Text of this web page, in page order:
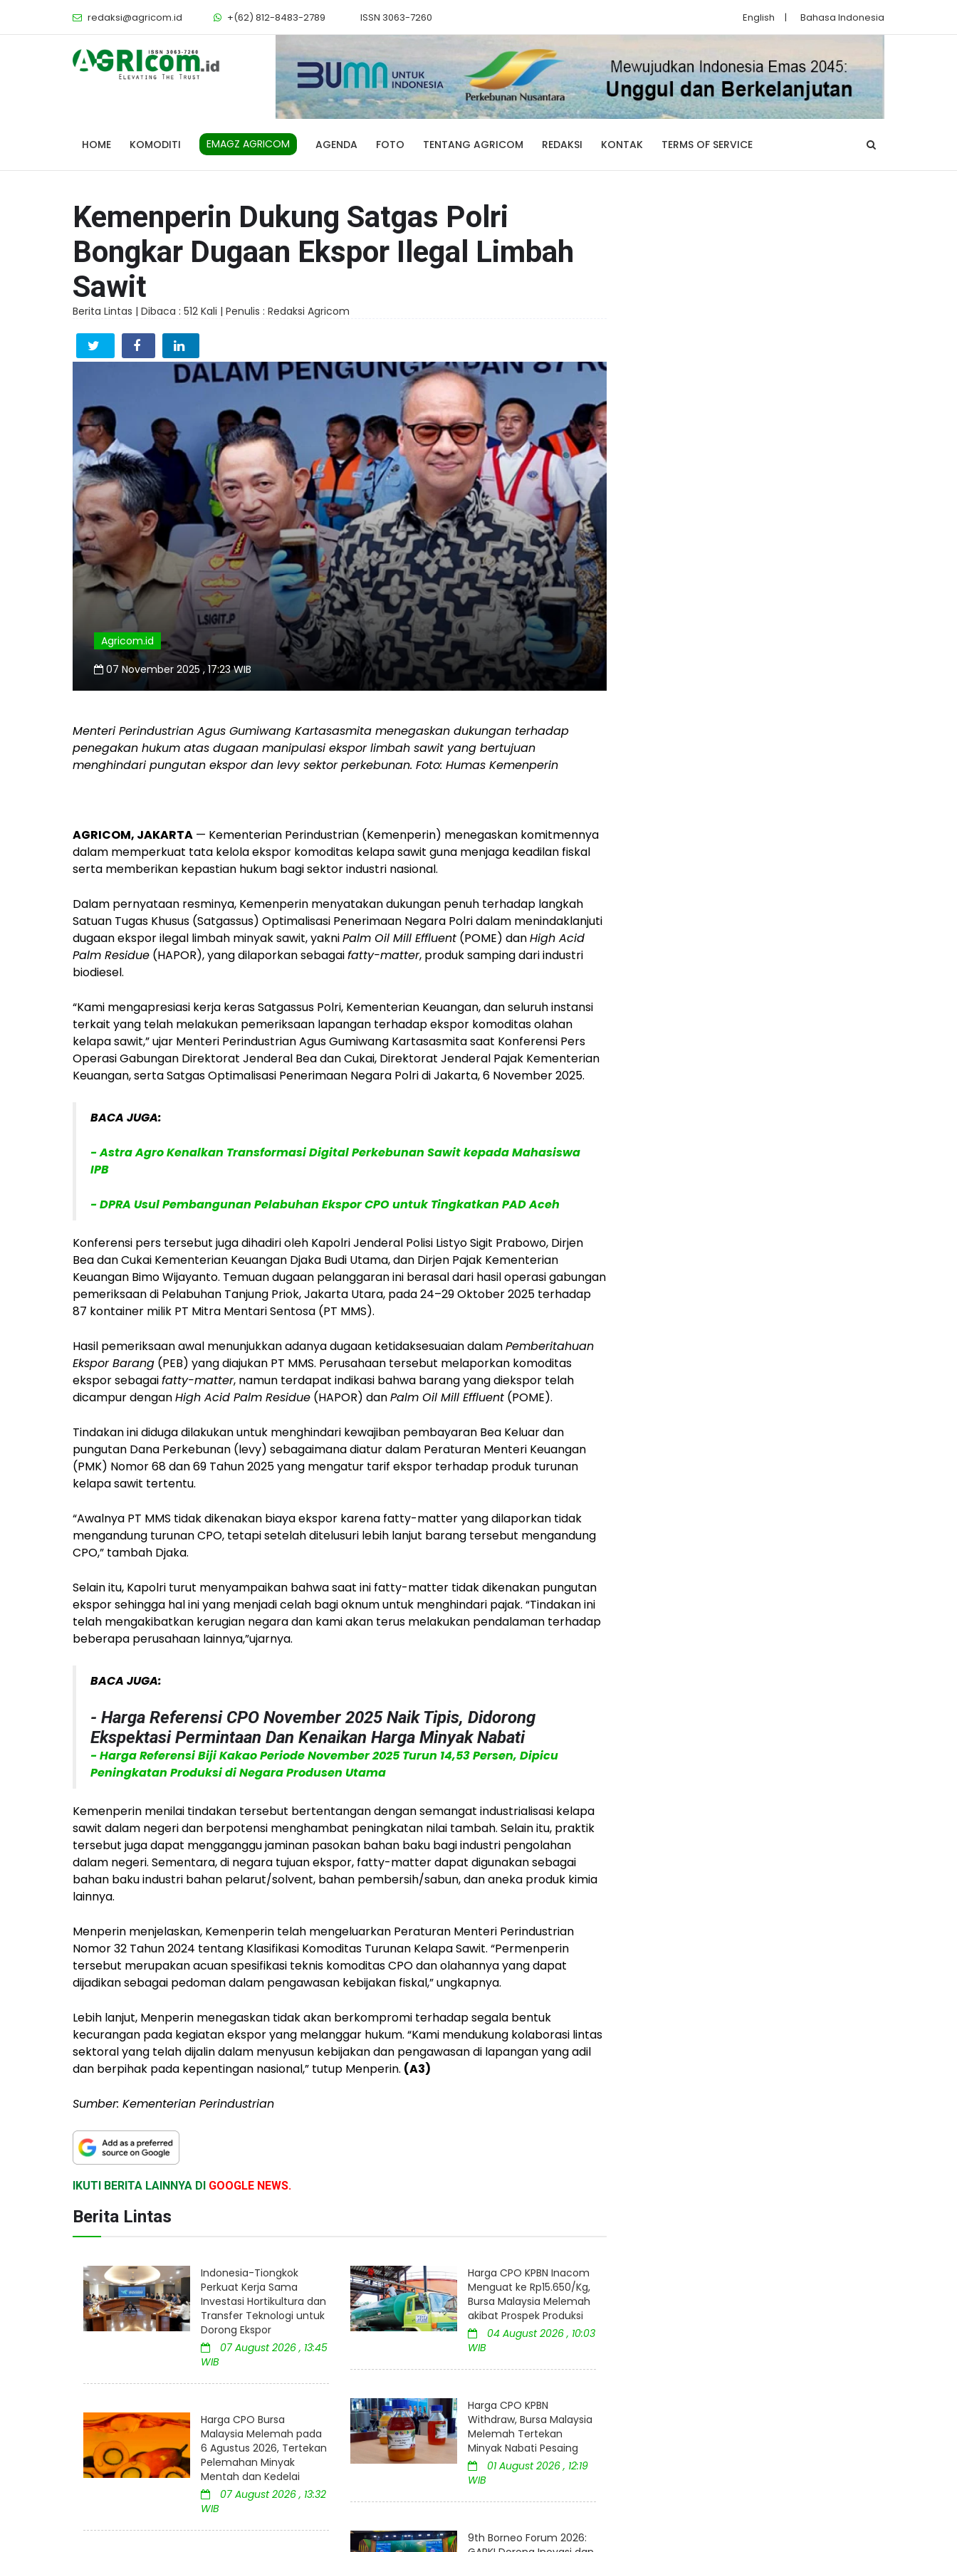
redaksi@agricom.id +(62) 812-8483-2789 ISSN 3063-7260 English | Bahasa Indonesia
HOME KOMODITI EMAGZ AGRICOM AGENDA FOTO TENTANG AGRICOM REDAKSI KONTAK TERMS OF SERVICE
Kemenperin Dukung Satgas Polri
Bongkar Dugaan Ekspor Ilegal Limbah
Sawit
Berita Lintas | Dibaca : 512 Kali | Penulis : Redaksi Agricom
Agricom.id
07 November 2025 , 17:23 WIB
Menteri Perindustrian Agus Gumiwang Kartasasmita menegaskan dukungan terhadap
penegakan hukum atas dugaan manipulasi ekspor limbah sawit yang bertujuan
menghindari pungutan ekspor dan levy sektor perkebunan. Foto: Humas Kemenperin
AGRICOM, JAKARTA — Kementerian Perindustrian (Kemenperin) menegaskan komitmennya
dalam memperkuat tata kelola ekspor komoditas kelapa sawit guna menjaga keadilan fiskal
serta memberikan kepastian hukum bagi sektor industri nasional.
Dalam pernyataan resminya, Kemenperin menyatakan dukungan penuh terhadap langkah
Satuan Tugas Khusus (Satgassus) Optimalisasi Penerimaan Negara Polri dalam menindaklanjuti
dugaan ekspor ilegal limbah minyak sawit, yakniPalm Oil Mill Effluent (POME) danHigh Acid
Palm Residue (HAPOR), yang dilaporkan sebagaifatty-matter, produk samping dari industri
biodiesel.
“Kami mengapresiasi kerja keras Satgassus Polri, Kementerian Keuangan, dan seluruh instansi
terkait yang telah melakukan pemeriksaan lapangan terhadap ekspor komoditas olahan
kelapa sawit,” ujar Menteri Perindustrian Agus Gumiwang Kartasasmita saat Konferensi Pers
Operasi Gabungan Direktorat Jenderal Bea dan Cukai, Direktorat Jenderal Pajak Kementerian
Keuangan, serta Satgas Optimalisasi Penerimaan Negara Polri di Jakarta, 6 November 2025.
BACA JUGA:
- Astra Agro Kenalkan Transformasi Digital Perkebunan Sawit kepada Mahasiswa
IPB
- DPRA Usul Pembangunan Pelabuhan Ekspor CPO untuk Tingkatkan PAD Aceh
Konferensi pers tersebut juga dihadiri oleh Kapolri Jenderal Polisi Listyo Sigit Prabowo, Dirjen
Bea dan Cukai Kementerian Keuangan Djaka Budi Utama, dan Dirjen Pajak Kementerian
Keuangan Bimo Wijayanto. Temuan dugaan pelanggaran ini berasal dari hasil operasi gabungan
pemeriksaan di Pelabuhan Tanjung Priok, Jakarta Utara, pada 24–29 Oktober 2025 terhadap
87 kontainer milik PT Mitra Mentari Sentosa (PT MMS).
Hasil pemeriksaan awal menunjukkan adanya dugaan ketidaksesuaian dalamPemberitahuan
Ekspor Barang (PEB) yang diajukan PT MMS. Perusahaan tersebut melaporkan komoditas
ekspor sebagaifatty-matter, namun terdapat indikasi bahwa barang yang diekspor telah
dicampur denganHigh Acid Palm Residue (HAPOR) danPalm Oil Mill Effluent (POME).
Tindakan ini diduga dilakukan untuk menghindari kewajiban pembayaran Bea Keluar dan
pungutan Dana Perkebunan (levy) sebagaimana diatur dalam Peraturan Menteri Keuangan
(PMK) Nomor 68 dan 69 Tahun 2025 yang mengatur tarif ekspor terhadap produk turunan
kelapa sawit tertentu.
“Awalnya PT MMS tidak dikenakan biaya ekspor karena fatty-matter yang dilaporkan tidak
mengandung turunan CPO, tetapi setelah ditelusuri lebih lanjut barang tersebut mengandung
CPO,” tambah Djaka.
Selain itu, Kapolri turut menyampaikan bahwa saat ini fatty-matter tidak dikenakan pungutan
ekspor sehingga hal ini yang menjadi celah bagi oknum untuk menghindari pajak. “Tindakan ini
telah mengakibatkan kerugian negara dan kami akan terus melakukan pendalaman terhadap
beberapa perusahaan lainnya,”ujarnya.
BACA JUGA:
- Harga Referensi CPO November 2025 Naik Tipis, Didorong
Ekspektasi Permintaan Dan Kenaikan Harga Minyak Nabati
- Harga Referensi Biji Kakao Periode November 2025 Turun 14,53 Persen, Dipicu
Peningkatan Produksi di Negara Produsen Utama
Kemenperin menilai tindakan tersebut bertentangan dengan semangat industrialisasi kelapa
sawit dalam negeri dan berpotensi menghambat peningkatan nilai tambah. Selain itu, praktik
tersebut juga dapat mengganggu jaminan pasokan bahan baku bagi industri pengolahan
dalam negeri. Sementara, di negara tujuan ekspor, fatty-matter dapat digunakan sebagai
bahan baku industri bahan pelarut/solvent, bahan pembersih/sabun, dan aneka produk kimia
lainnya.
Menperin menjelaskan, Kemenperin telah mengeluarkan Peraturan Menteri Perindustrian
Nomor 32 Tahun 2024 tentang Klasifikasi Komoditas Turunan Kelapa Sawit. “Permenperin
tersebut merupakan acuan spesifikasi teknis komoditas CPO dan olahannya yang dapat
dijadikan sebagai pedoman dalam pengawasan kebijakan fiskal,” ungkapnya.
Lebih lanjut, Menperin menegaskan tidak akan berkompromi terhadap segala bentuk
kecurangan pada kegiatan ekspor yang melanggar hukum. “Kami mendukung kolaborasi lintas
sektoral yang telah dijalin dalam menyusun kebijakan dan pengawasan di lapangan yang adil
dan berpihak pada kepentingan nasional,” tutup Menperin. (A3)
Sumber: Kementerian Perindustrian
IKUTI BERITA LAINNYA DI GOOGLE NEWS.
Berita Lintas
Indonesia-Tiongkok
Perkuat Kerja Sama
Investasi Hortikultura dan
Transfer Teknologi untuk
Dorong Ekspor
07 August 2026 , 13:45
WIB
Harga CPO Bursa
Malaysia Melemah pada
6 Agustus 2026, Tertekan
Pelemahan Minyak
Mentah dan Kedelai
07 August 2026 , 13:32
WIB
Harga CPO KPBN Inacom
Menguat ke Rp15.650/Kg,
Bursa Malaysia Melemah
akibat Prospek Produksi
04 August 2026 , 10:03
WIB
Harga CPO KPBN
Withdraw, Bursa Malaysia
Melemah Tertekan
Minyak Nabati Pesaing
01 August 2026 , 12:19
WIB
9th Borneo Forum 2026: